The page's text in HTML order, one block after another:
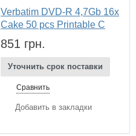
Verbatim DVD-R 4,7Gb 16x
Cake 50 pcs Printable C
851 грн.
Уточнить срок поставки
Сравнить
Добавить в закладки